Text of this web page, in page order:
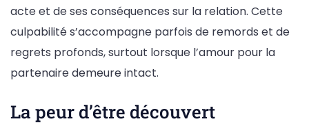
acte et de ses conséquences sur la relation. Cette
culpabilité s’accompagne parfois de remords et de
regrets profonds, surtout lorsque l’amour pour la
partenaire demeure intact.
La peur d’être découvert